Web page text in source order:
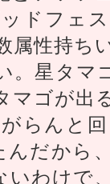
ドフェ
属性持ち
。星タマ
マゴが出
らんと
だから
いわけで